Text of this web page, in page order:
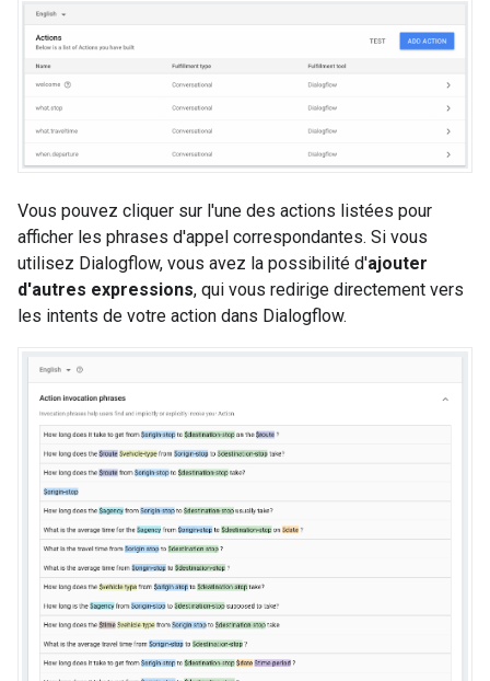
Vous pouvez cliquer sur l'une des actions listées pour
afficher les phrases d'appel correspondantes. Si vous
utilisez Dialogflow, vous avez la possibilité d'ajouter
d'autres expressions, qui vous redirige directement vers
les intents de votre action dans Dialogflow.